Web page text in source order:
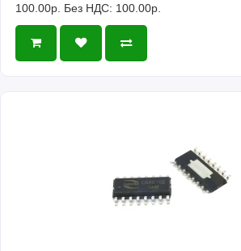
100.00р. Без НДС: 100.00р.